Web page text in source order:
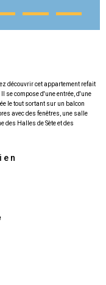
découvrir cet appartement refait
se compose d'une entrée, d'une
le tout sortant sur un balcon
avec des fenêtres, une salle
des Halles de Sète et des